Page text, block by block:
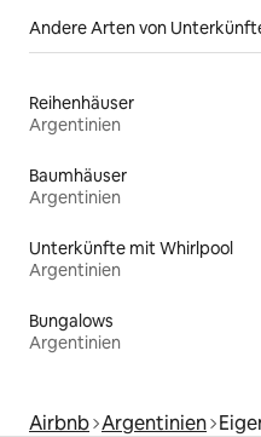
Andere Arten von
Reihenhäuser
Argentinien
Baumhäuser
Argentinien
Unterkünfte mit Whirlpool
Argentinien
Bungalows
Argentinien
Airbnb Argentinien